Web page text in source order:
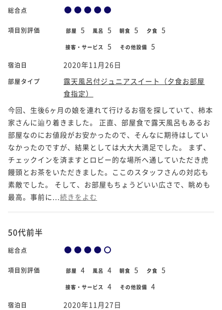
総合点
項目別評価 部屋 5 風呂 5 朝食 5 夕食 5
接客・サービス 5 その他設備 5
宿泊日 2020年11月26日
部屋タイプ
露天風呂付ジュニアスイート（夕食お部屋
食指定）
今回、生後6ヶ月の娘を連れて行けるお宿を探していて、柿本
家さんに辿り着きました。 正直、部屋食で露天風呂もあるお
部屋なのにお値段がお安かったので、そんなに期待はしてい
なかったのですが、結果としては大大大満足でした。 まず、
チェックインを済ますとロビー的な場所へ通していただき虎
饅頭とお茶をいただきました。ここのスタッフさんの対応も
素敵でした。 そして、お部屋もちょうどいい広さで、眺めも
最高。事前に... 続きをよむ
50代前半
総合点
項目別評価 部屋 4 風呂 4 朝食 5 夕食 5
接客・サービス 4 その他設備 4
宿泊日 2020年11月27日